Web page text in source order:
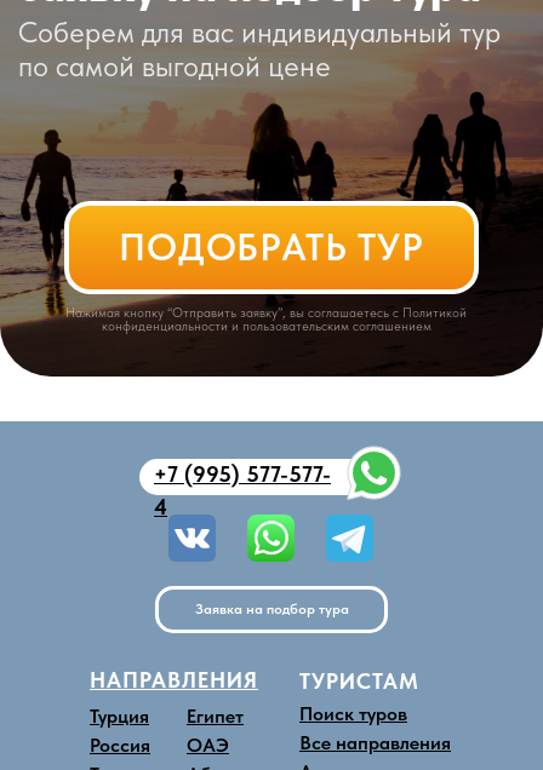
ТУРИСТАМ
Поиск туров
Все направления
НАПРАВЛЕНИЯ
Турция
Россия
Египет
ОАЭ
Заявка на подбор тура
+7 (995) 577-577-
4